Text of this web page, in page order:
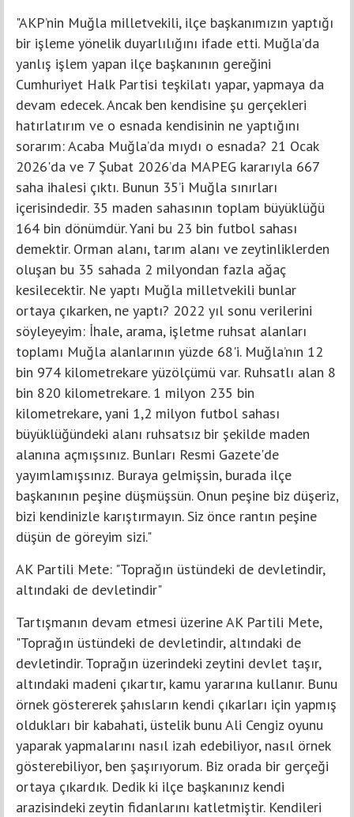
"AKP’nin Muğla milletvekili, ilçe başkanımızın yaptığı
bir işleme yönelik duyarlılığını ifade etti. Muğla’da
yanlış işlem yapan ilçe başkanının gereğini
Cumhuriyet Halk Partisi teşkilatı yapar, yapmaya da
devam edecek. Ancak ben kendisine şu gerçekleri
hatırlatırım ve o esnada kendisinin ne yaptığını
sorarım: Acaba Muğla’da mıydı o esnada? 21 Ocak
2026'da ve 7 Şubat 2026’da MAPEG kararıyla 667
saha ihalesi çıktı. Bunun 35’i Muğla sınırları
içerisindedir. 35 maden sahasının toplam büyüklüğü
164 bin dönümdür. Yani bu 23 bin futbol sahası
demektir. Orman alanı, tarım alanı ve zeytinliklerden
oluşan bu 35 sahada 2 milyondan fazla ağaç
kesilecektir. Ne yaptı Muğla milletvekili bunlar
ortaya çıkarken, ne yaptı? 2022 yıl sonu verilerini
söyleyeyim: İhale, arama, işletme ruhsat alanları
toplamı Muğla alanlarının yüzde 68'i. Muğla’nın 12
bin 974 kilometrekare yüzölçümü var. Ruhsatlı alan 8
bin 820 kilometrekare. 1 milyon 235 bin
kilometrekare, yani 1,2 milyon futbol sahası
büyüklüğündeki alanı ruhsatsız bir şekilde maden
alanına açmışsınız. Bunları Resmi Gazete'de
yayımlamışsınız. Buraya gelmişsin, burada ilçe
başkanının peşine düşmüşsün. Onun peşine biz düşeriz,
bizi kendinizle karıştırmayın. Siz önce rantın peşine
düşün de göreyim sizi."
AK Partili Mete: "Toprağın üstündeki de devletindir,
altındaki de devletindir"
Tartışmanın devam etmesi üzerine AK Partili Mete,
"Toprağın üstündeki de devletindir, altındaki de
devletindir. Toprağın üzerindeki zeytini devlet taşır,
altındaki madeni çıkartır, kamu yararına kullanır. Bunu
örnek göstererek şahısların kendi çıkarları için yapmış
oldukları bir kabahati, üstelik bunu Ali Cengiz oyunu
yaparak yapmalarını nasıl izah edebiliyor, nasıl örnek
gösterebiliyor, ben şaşırıyorum. Biz orada bir gerçeği
ortaya çıkardık. Dedik ki ilçe başkanınız kendi
arazisindeki zeytin fidanlarını katletmiştir. Kendileri